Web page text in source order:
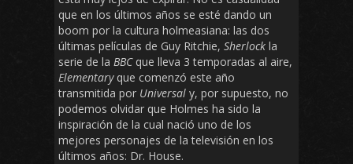
que en los últimos años se esté dando un
boom por la cultura holmeasiana: las dos
últimas películas de Guy Ritchie, Sherlock la
serie de la BBCque lleva 3 temporadas al aire,
Elementaryque comenzó este año
transmitida por Universal y, por supuesto, no
podemos olvidar que Holmes ha sido la
inspiración de la cual nació uno de los
mejores personajes de la televisión en los
últimos años: Dr. House.